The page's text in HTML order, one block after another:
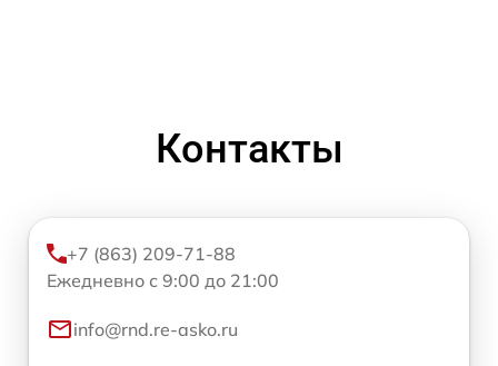
Контакты
+7 (863) 209-71-88
Ежедневно с 9:00 до 21:00
info@rnd.re-asko.ru